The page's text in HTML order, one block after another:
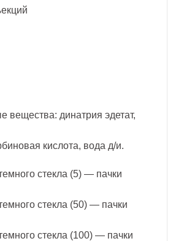
вещества: динатрия эдетат,
кислота, вода д/и.
стекла (5) — пачки
стекла (50) — пачки
стекла (100) — пачки